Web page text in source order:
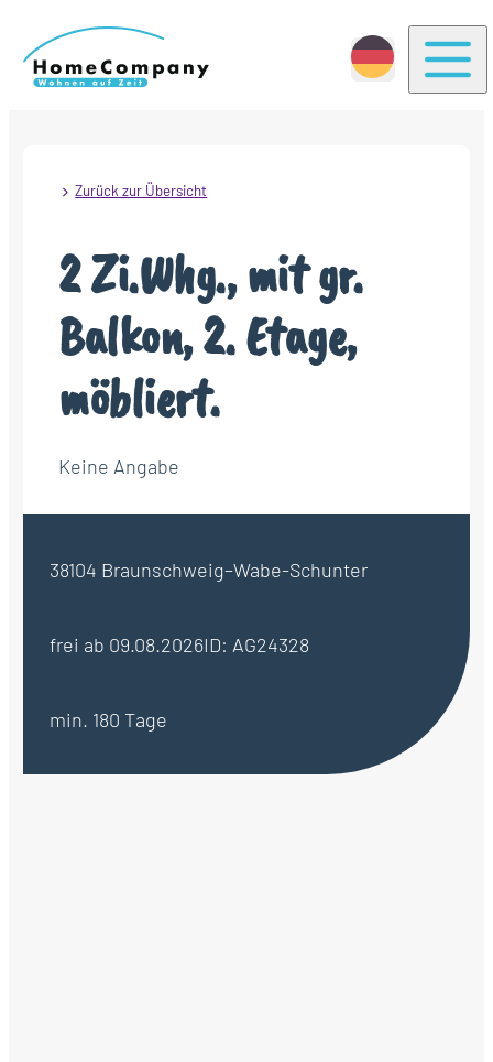
Zurück zur Übersicht
2 Zi.Whg., mit gr.
Balkon, 2. Etage,
möbliert.
Keine Angabe
38104 Braunschweig–Wabe-Schunter
frei ab 09.08.2026ID: AG24328
min. 180 Tage